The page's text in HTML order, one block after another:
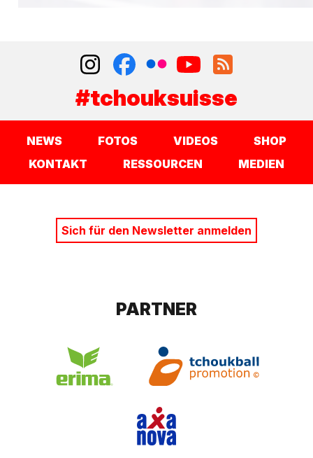
#tchouksuisse
NEWS FOTOS VIDEOS
SHOP
KONTAKT
RESSOURCEN MEDIEN
Sich für den Newsletter anmelden
PARTNER